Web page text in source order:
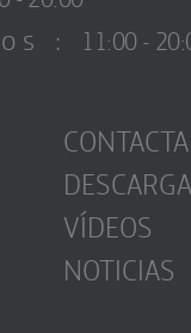
: 11:00 -
CONTACTA
VÍDEOS
NOTICIAS